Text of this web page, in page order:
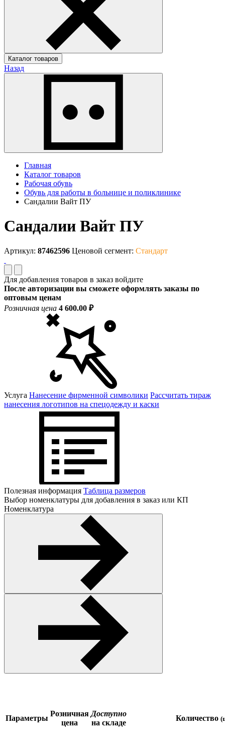
Каталог товаров
Назад
Главная
Каталог товаров
Рабочая обувь
Обувь для работы в больнице и поликлинике
Сандалии Вайт ПУ
Сандалии Вайт ПУ
Артикул: 87462596 Ценовой сегмент: Стандарт
Для добавления товаров в заказ войдите
После авторизации вы сможете оформлять заказы по
оптовым ценам
Розничная цена 4 600.00 ₽
Услуга Нанесение фирменной символики Рассчитать тираж
нанесения логотипов на спецодежду и каски
Полезная информация Таблица размеров
Выбор номенклатуры для добавления в заказ или КП
Номенклатура
Параметры
Розничная
цена
Доступно
на складе
Количество